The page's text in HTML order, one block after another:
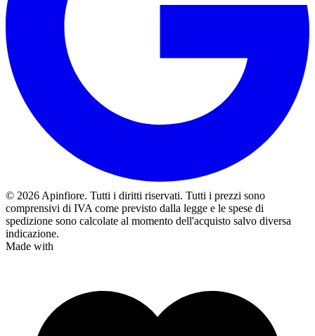
© 2026 Apinfiore. Tutti i diritti riservati. Tutti i prezzi sono
comprensivi di IVA come previsto dalla legge e le spese di
spedizione sono calcolate al momento dell'acquisto salvo diversa
indicazione.
Made with